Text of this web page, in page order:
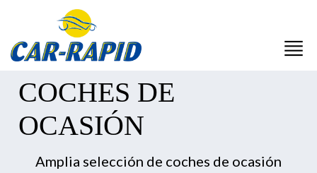
COCHES DE
OCASIÓN
Amplia selección de coches de ocasión